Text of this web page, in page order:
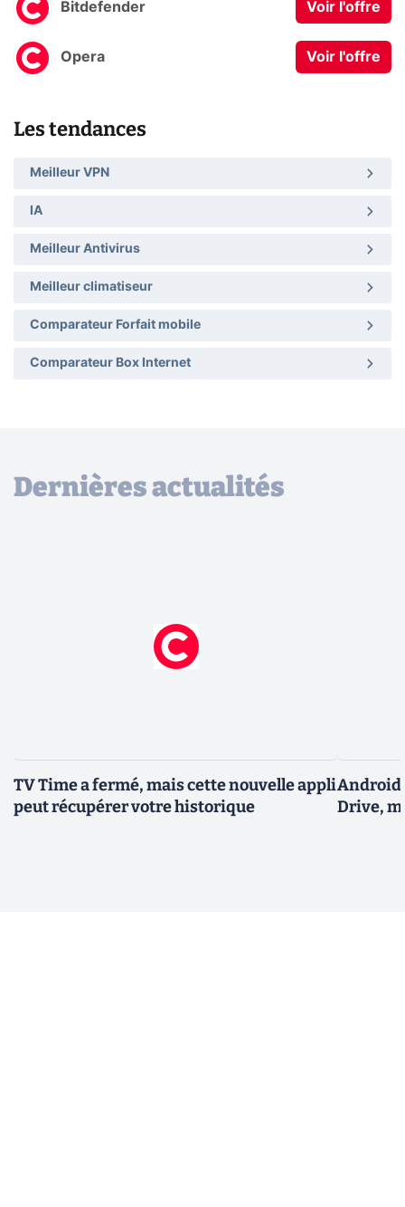
Bitdefender Voir l'offre
Opera Voir l'offre
Les tendances
Meilleur VPN
IA
Meilleur Antivirus
Meilleur climatiseur
Comparateur Forfait mobile
Comparateur Box Internet
Dernières actualités
TV Time a fermé, mais cette nouvelle appli
peut récupérer votre historique
Android
Drive,